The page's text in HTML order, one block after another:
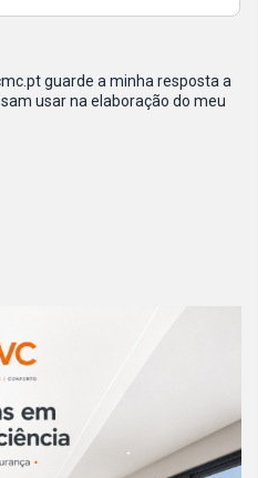
guarde a minha resposta a
usar na elaboração do meu